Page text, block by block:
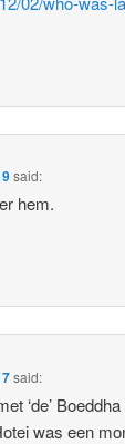
said:
hem.
said:
‘de’
was een